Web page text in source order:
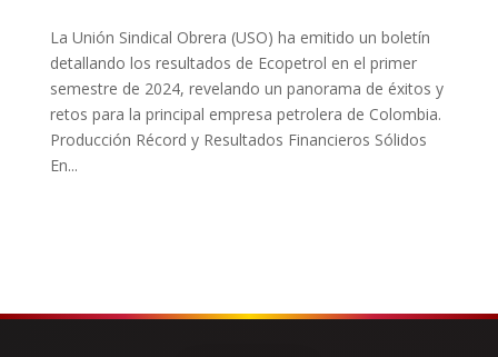
La Unión Sindical Obrera (USO) ha emitido un boletín
detallando los resultados de Ecopetrol en el primer
semestre de 2024, revelando un panorama de éxitos y
retos para la principal empresa petrolera de Colombia.
Producción Récord y Resultados Financieros Sólidos
En...